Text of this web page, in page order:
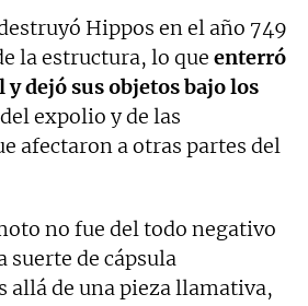
Hippos en el año 749
la estructura, lo que enterró
dejó sus objetos bajo los
expolio y de las
afectaron a otras partes del
no fue del todo negativo
suerte de cápsula
allá de una pieza llamativa,